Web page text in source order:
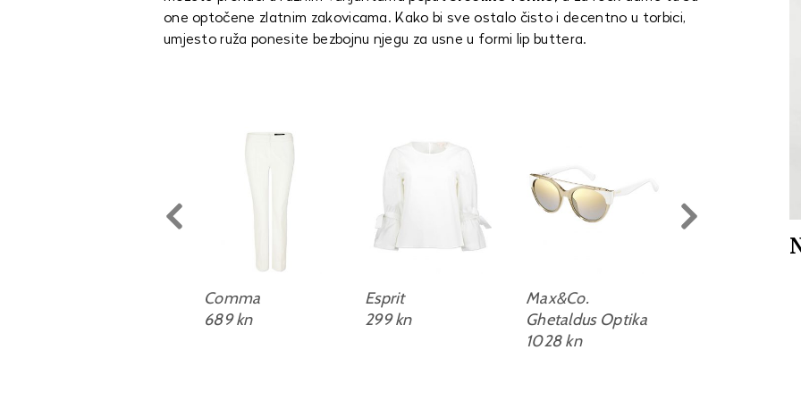
one optočene zlatnim zakovicama. Kako bi sve ostalo čisto i decentno u torbici,
umjesto ruža ponesite bezbojnu njegu za usne u formi lip buttera.
Comma
689 kn
Esprit
299 kn
Max&Co.
Ghetaldus Optika
1028 kn